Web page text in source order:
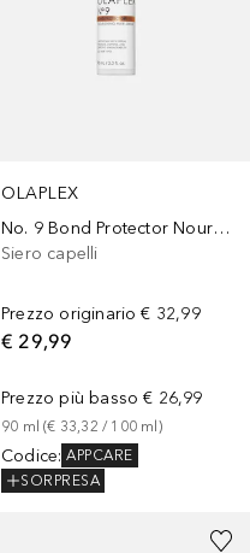
OLAPLEX
No. 9 Bond Protector Nourishing Hair Serum
Siero capelli
Prezzo originario € 32,99
€ 29,99
Prezzo più basso € 26,99
90 ml (€ 33,32 / 100 ml)
Codice: APPCARE
SORPRESA